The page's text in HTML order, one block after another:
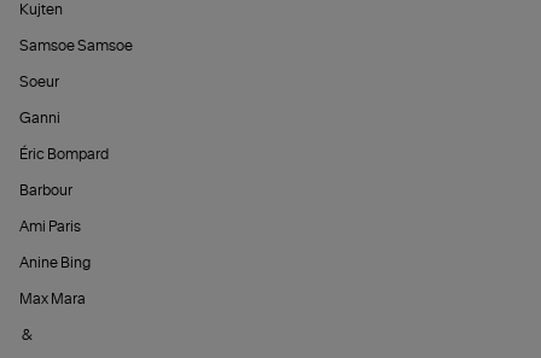
Kujten
Samsoe Samsoe
Soeur
Ganni
Éric Bompard
Barbour
Ami Paris
Anine Bing
Max Mara
&